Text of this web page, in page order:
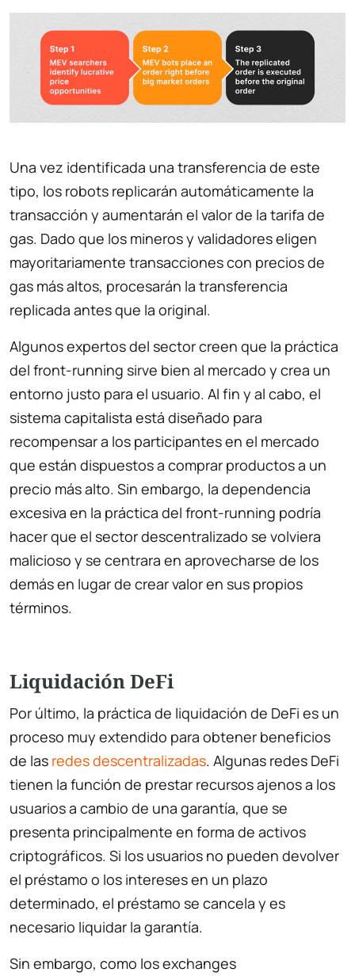
Una vez identificada una transferencia de este
tipo, los robots replicarán automáticamente la
transacción y aumentarán el valor de la tarifa de
gas. Dado que los mineros y validadores eligen
mayoritariamente transacciones con precios de
gas más altos, procesarán la transferencia
replicada antes que la original.
Algunos expertos del sector creen que la práctica
del front-running sirve bien al mercado y crea un
entorno justo para el usuario. Al fin y al cabo, el
sistema capitalista está diseñado para
recompensar a los participantes en el mercado
que están dispuestos a comprar productos a un
precio más alto. Sin embargo, la dependencia
excesiva en la práctica del front-running podría
hacer que el sector descentralizado se volviera
malicioso y se centrara en aprovecharse de los
demás en lugar de crear valor en sus propios
términos.
Liquidación DeFi
Por último, la práctica de liquidación de DeFi es un
proceso muy extendido para obtener beneficios
de las redes descentralizadas. Algunas redes DeFi
tienen la función de prestar recursos ajenos a los
usuarios a cambio de una garantía, que se
presenta principalmente en forma de activos
criptográficos. Si los usuarios no pueden devolver
el préstamo o los intereses en un plazo
determinado, el préstamo se cancela y es
necesario liquidar la garantía.
Sin embargo, como los exchanges